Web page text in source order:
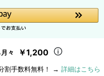
々 ￥1,200
割手数料無料！ → 詳細はこちら